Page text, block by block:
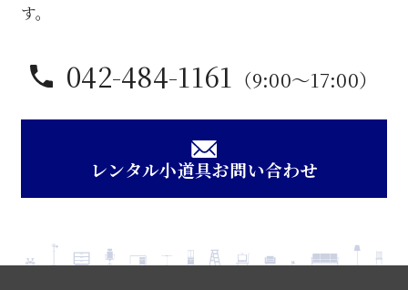
す。
042-484-1161 （9:00〜17:00）
レンタル小道具お問い合わせ